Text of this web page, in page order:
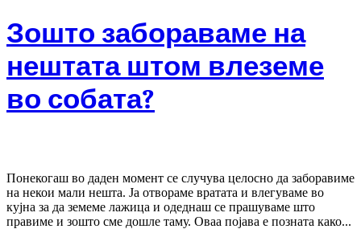
Зошто забораваме на
нештата штом влеземе
во собата?
Понекогаш во даден момент се случува целосно да заборавиме
на некои мали нешта. Ја отвораме вратата и влегуваме во
кујна за да земеме лажица и одеднаш се прашуваме што
правиме и зошто сме дошле таму. Оваа појава е позната како...